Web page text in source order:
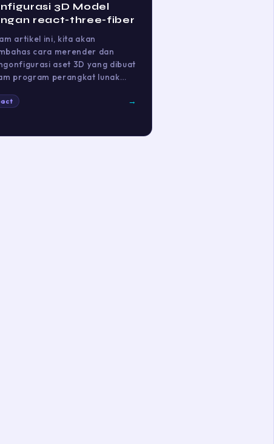
3D Model
react-three-fiber
artikel ini, kita akan
cara merender dan
aset 3D yang dibuat
program perangkat lunak…
→